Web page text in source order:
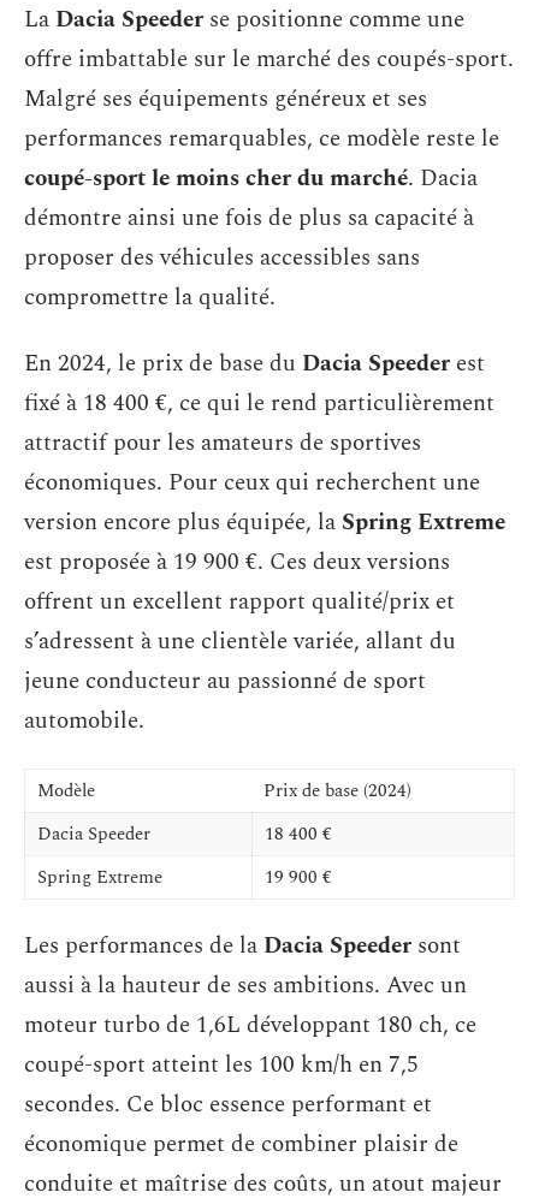
La Dacia Speeder se positionne comme une
offre imbattable sur le marché des coupés-sport.
Malgré ses équipements généreux et ses
performances remarquables, ce modèle reste le
coupé-sport le moins cher du marché. Dacia
démontre ainsi une fois de plus sa capacité à
proposer des véhicules accessibles sans
compromettre la qualité.
En 2024, le prix de base du Dacia Speeder est
fixé à 18 400 €, ce qui le rend particulièrement
attractif pour les amateurs de sportives
économiques. Pour ceux qui recherchent une
version encore plus équipée, la Spring Extreme
est proposée à 19 900 €. Ces deux versions
offrent un excellent rapport qualité/prix et
s’adressent à une clientèle variée, allant du
jeune conducteur au passionné de sport
automobile.
Modèle
Prix de base (2024)
Dacia Speeder
18 400 €
Spring Extreme
19 900 €
Les performances de la Dacia Speeder sont
aussi à la hauteur de ses ambitions. Avec un
moteur turbo de 1,6L développant 180 ch, ce
coupé-sport atteint les 100 km/h en 7,5
secondes. Ce bloc essence performant et
économique permet de combiner plaisir de
conduite et maîtrise des coûts, un atout majeur